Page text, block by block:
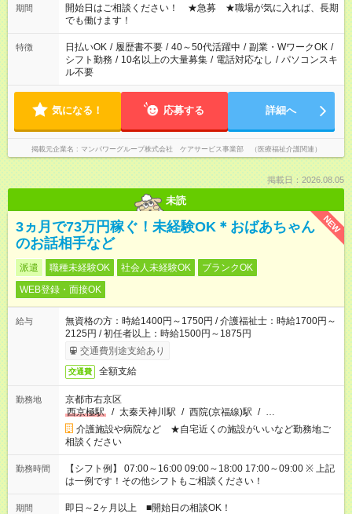
合わせ週40時間超の就業はご案内できません ※法令に基づき、
週20時間以上勤務は社会保険への加入対象となります ※労働者
派遣法（日雇い派遣の原則禁止）により、短時間・短期間の就
業はご案内が難しい場合があります
期間
開始日はご相談ください！ ★急募 ★職場が気に入れば、長期
でも働けます！
特徴 日払いOK / 履歴書不要 / 40～50代活躍中 / 副業・WワークOK /
シフト勤務 / 10名以上の大量募集 / 電話対応なし / パソコンスキ
ル不要
気になる！ 応募する 詳細へ
掲載元企業名 マンパワーグループ株式会社 ケアサービス事業部 （医療福祉介護関連）
掲載日：2026.08.05
未読
NEW
3ヵ月で73万円稼ぐ！未経験OK＊おばあちゃん
のお話相手など
派遣 職種未経験OK 社会人未経験OK
ブランクOK
WEB登録・面接OK
給与
無資格の方：時給1400円～1750円 / 介護福祉士：時給1700円～
2125円 / 初任者以上：時給1500円～1875円
交通費別途支給あり
交通費 全額支給
勤務地
京都市右京区
西京極駅
/ 太秦天神川駅 / 西院(京福線)駅 / …
介護施設や病院など ★自宅近くの施設がいいなど勤務地ご
相談ください
勤務時間
【シフト例】 07:00～16:00 09:00～18:00 17:00～09:00 ※ 上記
は一例です！その他シフトもご相談ください！
期間 即日～2ヶ月以上 ■開始日の相談OK！